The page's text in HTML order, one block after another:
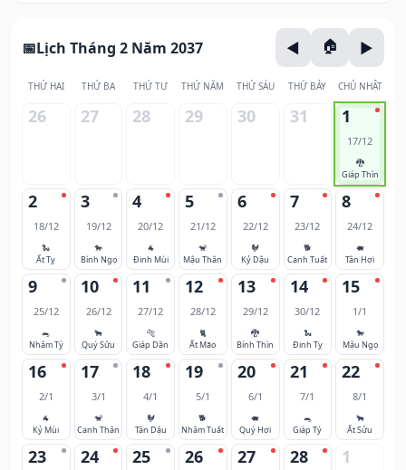
Lịch Tháng 2 Năm 2037
THỨ HAI THỨ BA THỨ TƯ THỨ NĂM THỨ SÁU THỨ BẢY CHỦ NHẬT
26 27 28 29 30 31 1
17/12
🐉
Giáp Thìn
2
18/12
🐍
Ất Tỵ
3
19/12
🐎
Bính Ngọ
4
20/12
🐐
Đinh Mùi
5
21/12
🐒
Mậu Thân
6
22/12
🐓
Kỷ Dậu
7
23/12
🐕
Canh Tuất
8
24/12
🐖
Tân Hợi
9
25/12
🐀
Nhâm Tý
10
26/12
🐂
Quý Sửu
11
27/12
🐅
Giáp Dần
12
28/12
🐈
Ất Mão
13
29/12
🐉
Bính Thìn
14
30/12
🐍
Đinh Tỵ
15
1/1
🐎
Mậu Ngọ
16
2/1
🐐
Kỷ Mùi
17
3/1
🐒
Canh Thân
18
4/1
🐓
Tân Dậu
19
5/1
🐕
Nhâm Tuất
20
6/1
🐖
Quý Hợi
21
7/1
🐀
Giáp Tý
22
8/1
🐂
Ất Sửu
23 24 25 26 27 28 1